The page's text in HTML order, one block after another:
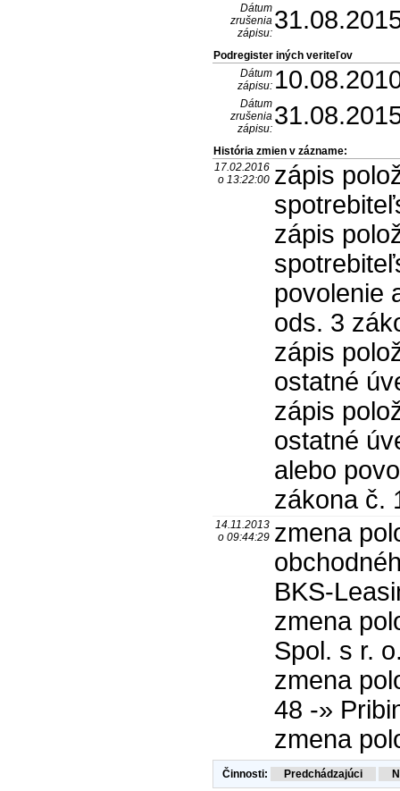
Dátum
zrušenia
zápisu:
Podregister iných veriteľov
Dátum
zápisu:
Dátum
zrušenia
zápisu:
História zmien v zázname:
17.02.2016
o 13:22:00 zápis
zápis
povolenie
ods. 3
zápis
ostatné
zápis
ostatné
alebo
zákona č.
14.11.2013
o 09:44:29 zmena
BKS-
zmena
Spol. s r.
zmena
48 -»
zmena
Činnosti: